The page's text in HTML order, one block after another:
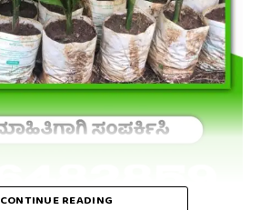
CONTINUE READING